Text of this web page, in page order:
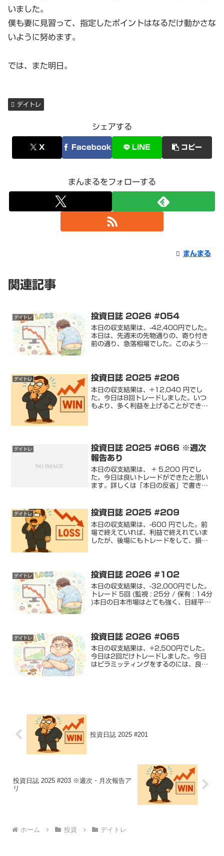
いました。
僕も妻に見習って、指定したポイントはなるだけ動かさな
いように努めます。
では、また明日。
デイトレ
シェアする
X Facebook LINE コピー
まんまるをフォローする
まんまる
関連記事
デイトレ 投資日誌 2026 #054
本日の収支結果は、-42,400円でした。
本日は、先週末の先物通りの、寄り付き
前の通り、急落相場でした。このような
と、含み損が40,...
デイトレ 投資日誌 2025 #206
本日の収支結果は、+12,040 円でし
た。今日は8回トレードしました。いつ
もより、多く利益を上げることができた
デイトレ
投資日誌 2025 #066 ※週次
報告あり
本日の収支結果は、 + 5,200 円でし
た。今日は良いトレードができたと思い
ます。詳しくは「本日の反省」で書きま
た、日経平均が - 1,023.42 円でした
が、保有株...
デイトレ 投資日誌 2025 #209
本日の収支結果は、-600 円でした。前
場で終えていれば、利益で終えれていま
したが、後場にもトレードをして、損失
勝...
デイトレ 投資日誌 2026 #102
本日の収支結果は、-32,000円でした。
トレード 5回 (監視 : 25分 / 保有 : 14分
)本日の日本市場はとても強く、日経平均
デイトレ 投資日誌 2026 #065
本日の収支結果は、+2,500円でした。
今日は2回だけトレードしました。今日
はピラミッティングをするのには、良い
投資日誌 2025 #201
投資日誌 2025 #203 ※週次・月次報告ア
リ
ホーム 投資 デイトレ